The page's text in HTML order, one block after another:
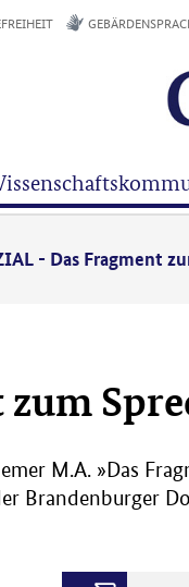
- Das Fragment
zum
M.A. »Das
Brandenburger